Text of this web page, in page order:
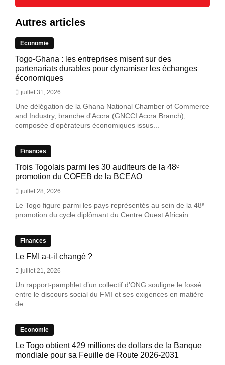
Autres articles
Economie
Togo-Ghana : les entreprises misent sur des
partenariats durables pour dynamiser les échanges
économiques
juillet 31, 2026
Une délégation de la Ghana National Chamber of Commerce
and Industry, branche d'Accra (GNCCI Accra Branch),
composée d'opérateurs économiques issus...
Finances
Trois Togolais parmi les 30 auditeurs de la 48ᵉ
promotion du COFEB de la BCEAO
juillet 28, 2026
Le Togo figure parmi les pays représentés au sein de la 48ᵉ
promotion du cycle diplômant du Centre Ouest Africain...
Finances
Le FMI a-t-il changé ?
juillet 21, 2026
Un rapport-pamphlet d’un collectif d’ONG souligne le fossé
entre le discours social du FMI et ses exigences en matière
de...
Economie
Le Togo obtient 429 millions de dollars de la Banque
mondiale pour sa Feuille de Route 2026-2031